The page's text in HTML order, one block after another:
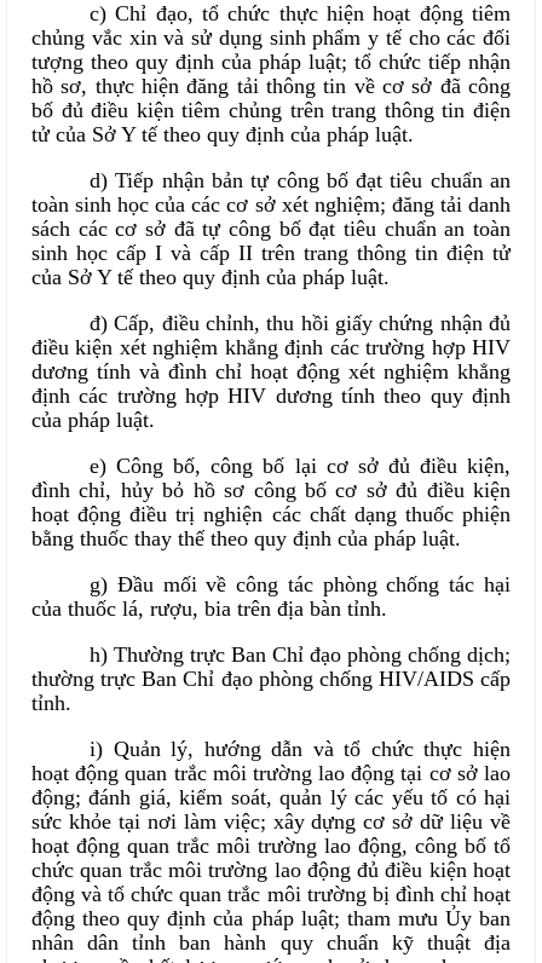
c) Chỉ đạo, tổ chức thực hiện hoạt động tiêm
chủng vắc xin và sử dụng sinh phẩm y tế cho các đối
tượng theo quy định của pháp luật; tổ chức tiếp nhận
hồ sơ, thực hiện đăng tải thông tin về cơ sở đã công
bố đủ điều kiện tiêm chủng trên trang thông tin điện
tử của Sở Y tế theo quy định của pháp luật.
d) Tiếp nhận bản tự công bố đạt tiêu chuẩn an
toàn sinh học của các cơ sở xét nghiệm; đăng tải danh
sách các cơ sở đã tự công bố đạt tiêu chuẩn an toàn
sinh học cấp I và cấp II trên trang thông tin điện tử
của Sở Y tế theo quy định của pháp luật.
đ) Cấp, điều chỉnh, thu hồi giấy chứng nhận đủ
điều kiện xét nghiệm khẳng định các trường hợp HIV
dương tính và đình chỉ hoạt động xét nghiệm khẳng
định các trường hợp HIV dương tính theo quy định
của pháp luật.
e) Công bố, công bố lại cơ sở đủ điều kiện,
đình chỉ, hủy bỏ hồ sơ công bố cơ sở đủ điều kiện
hoạt động điều trị nghiện các chất dạng thuốc phiện
bằng thuốc thay thế theo quy định của pháp luật.
g) Đầu mối về công tác phòng chống tác hại
của thuốc lá, rượu, bia trên địa bàn tỉnh.
h) Thường trực Ban Chỉ đạo phòng chống dịch;
thường trực Ban Chỉ đạo phòng chống HIV/AIDS cấp
tỉnh.
i) Quản lý, hướng dẫn và tổ chức thực hiện
hoạt động quan trắc môi trường lao động tại cơ sở lao
động; đánh giá, kiểm soát, quản lý các yếu tố có hại
sức khỏe tại nơi làm việc; xây dựng cơ sở dữ liệu về
hoạt động quan trắc môi trường lao động, công bố tổ
chức quan trắc môi trường lao động đủ điều kiện hoạt
động và tổ chức quan trắc môi trường bị đình chỉ hoạt
động theo quy định của pháp luật; tham mưu Ủy ban
nhân dân tỉnh ban hành quy chuẩn kỹ thuật địa